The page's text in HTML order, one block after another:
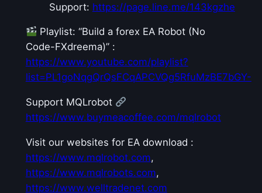
Support: https://page.line.me/143kgzhe
Playlist: “Build a forex EA Robot (No
Code-FXdreema)” :
https://www.youtube.com/playlist?
list=PL1goNqgQrQsFCqAPCVQg5RfuMzBE7bGY-
Support MQLrobot
https://www.buymeacoffee.com/mqlrobot
Visit our websites for EA download :
https://www.mqlrobot.com,
https://www.mqlrobots.com,
https://www.welltradenet.com